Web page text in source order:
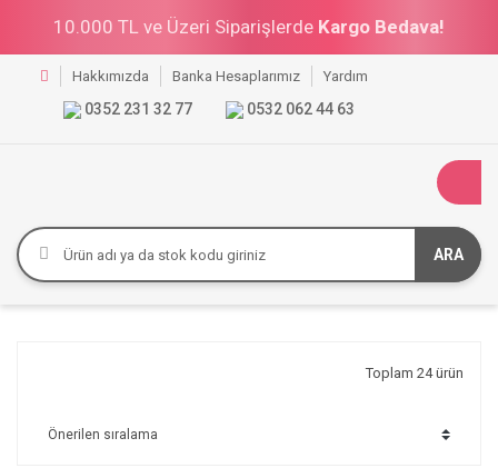
10.000 TL ve Üzeri Siparişlerde Kargo Bedava!
Hakkımızda Banka Hesaplarımız Yardım
0352 231 32 77 0532 062 44 63
ARA
Toplam 24 ürün